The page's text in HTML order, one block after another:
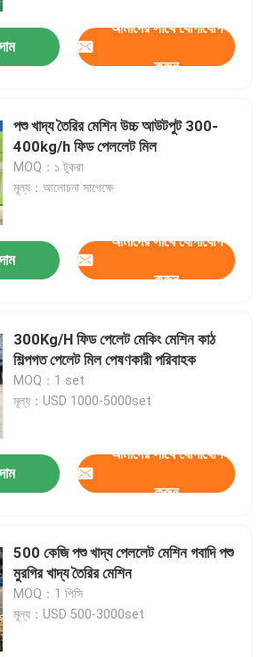
আমাদের সাথে যোগাযোগ
করুন
পশু খাদ্য তৈরির মেশিন উচ্চ আউটপুট 300-
400kg/h ফিড পেললেট মিল
MOQ：১ টুকরা
মূল্য：আলোচনা সাপেক্ষে
আমাদের সাথে যোগাযোগ
করুন
300Kg/H ফিড পেলেট মেকিং মেশিন কাঠ
শিল্পগত পেলেট মিল পেষণকারী পরিবাহক
MOQ：1 set
মূল্য：USD 1000-5000set
আমাদের সাথে যোগাযোগ
করুন
500 কেজি পশু খাদ্য পেললেট মেশিন গবাদি পশু
মুরগির খাদ্য তৈরির মেশিন
MOQ：1 পিসি
মূল্য：USD 500-3000set